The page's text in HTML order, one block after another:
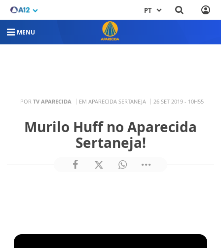
PT
MENU
POR TV APARECIDA EM APARECIDA SERTANEJA 26 SET 2019 - 10H55
Murilo Huff no Aparecida
Sertaneja!